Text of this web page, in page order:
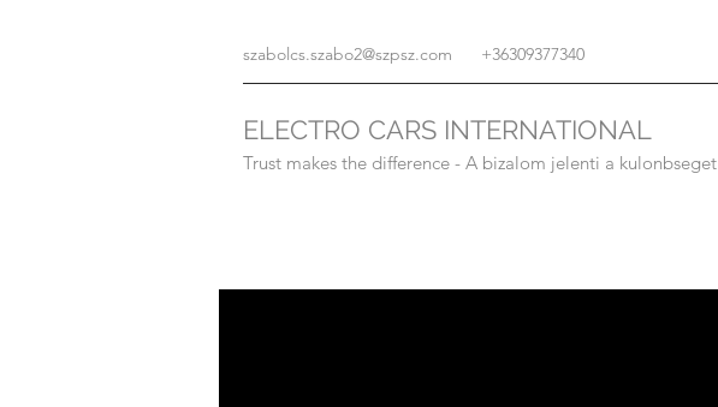
szabolcs.szabo2@szpsz.com +36309377340
ELECTRO CARS INTERNATIONAL
Trust makes the difference - A bizalom jelenti a kulonbseget